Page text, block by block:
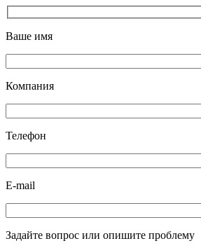
Ваше имя
Компания
Телефон
E-mail
Задайте вопрос или опишите проблему